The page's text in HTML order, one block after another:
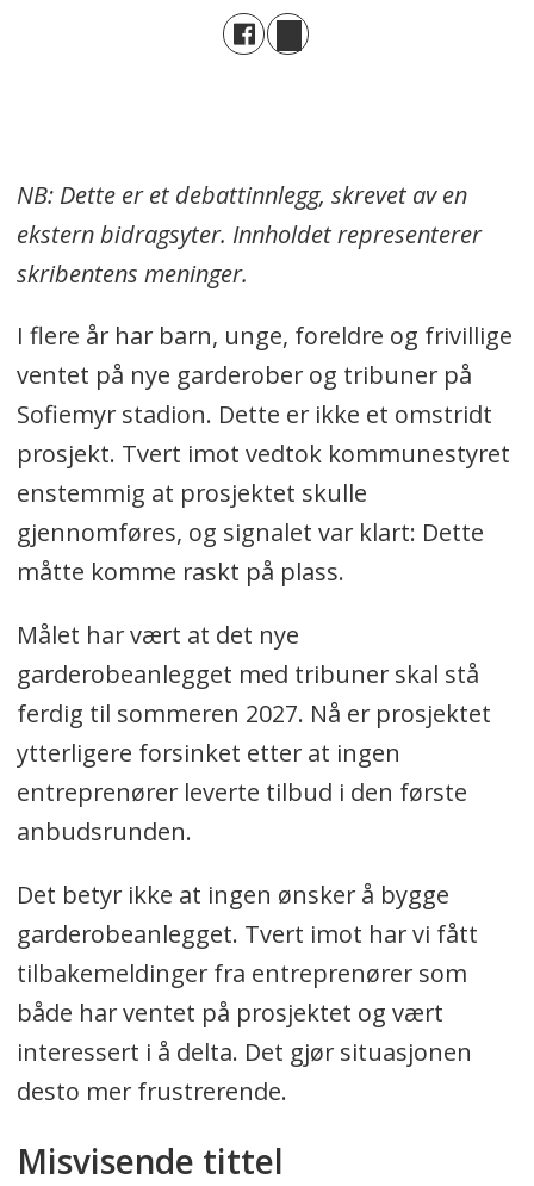
NB: Dette er et debattinnlegg, skrevet av en
ekstern bidragsyter. Innholdet representerer
skribentens meninger.
I flere år har barn, unge, foreldre og frivillige
ventet på nye garderober og tribuner på
Sofiemyr stadion. Dette er ikke et omstridt
prosjekt. Tvert imot vedtok kommunestyret
enstemmig at prosjektet skulle
gjennomføres, og signalet var klart: Dette
måtte komme raskt på plass.
Målet har vært at det nye
garderobeanlegget med tribuner skal stå
ferdig til sommeren 2027. Nå er prosjektet
ytterligere forsinket etter at ingen
entreprenører leverte tilbud i den første
anbudsrunden.
Det betyr ikke at ingen ønsker å bygge
garderobeanlegget. Tvert imot har vi fått
tilbakemeldinger fra entreprenører som
både har ventet på prosjektet og vært
interessert i å delta. Det gjør situasjonen
desto mer frustrerende.
Misvisende tittel